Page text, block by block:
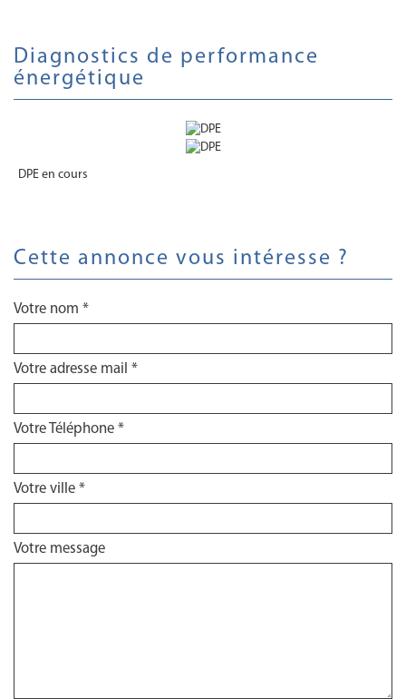
diagnostics de performance
énergétique
DPE en cours
cette annonce vous intéresse ?
Votre nom *
Votre adresse mail *
Votre Téléphone *
Votre ville *
Votre message